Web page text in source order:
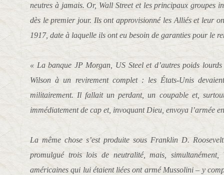
neutres à jamais. Or, Wall Street et les principaux groupes
dès le premier jour. Ils ont approvisionné les Alliés et leur
1917, date à laquelle ils ont eu besoin de garanties pour le
« La banque JP Morgan, US Steel et d’autres poids
Wilson à un revirement complet : les États-Unis
militairement. Il fallait un perdant, un coupable et,
immédiatement de cap et, invoquant Dieu, envoya l’armée
La même chose s’est produite sous Franklin D.
promulgué trois lois de neutralité, mais, simultanément,
américaines qui lui étaient liées ont armé Mussolini – y